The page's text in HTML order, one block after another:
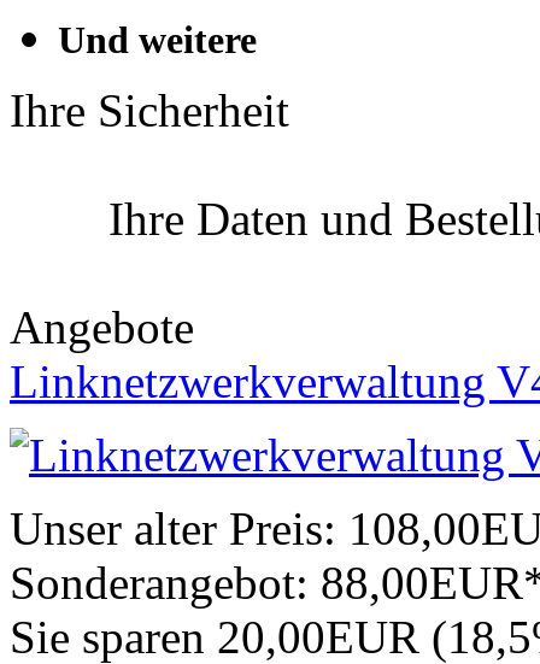
Und weitere
Ihre Sicherheit
Ihre Daten und
Angebote
Linknetzwerkverwaltung
Unser alter Preis:
Sonderangebot:
Sie sparen 20,00EUR